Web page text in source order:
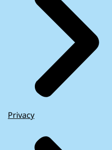
Privacy